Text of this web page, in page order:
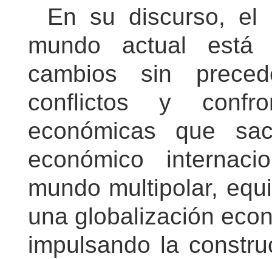
En su discurso, el
mundo actual está
cambios sin
conflictos y
económicas que
económico
mundo multipolar,
una globalización
impulsando la